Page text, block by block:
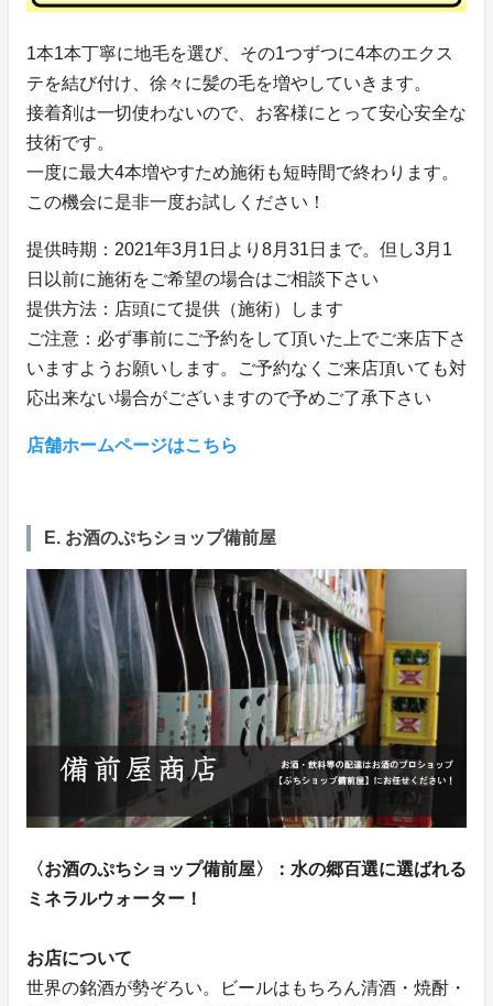
1本1本丁寧に地毛を選び、その1つずつに4本のエクス
テを結び付け、徐々に髪の毛を増やしていきます。
接着剤は一切使わないので、お客様にとって安心安全な
技術です。
一度に最大4本増やすため施術も短時間で終わります。
この機会に是非一度お試しください！
提供時期：2021年3月1日より8月31日まで。但し3月1
日以前に施術をご希望の場合はご相談下さい
提供方法：店頭にて提供（施術）します
ご注意：必ず事前にご予約をして頂いた上でご来店下さ
いますようお願いします。ご予約なくご来店頂いても対
応出来ない場合がございますので予めご了承下さい
店舗ホームページはこちら
E. お酒のぷちショップ備前屋
〈お酒のぷちショップ備前屋〉：水の郷百選に選ばれる
ミネラルウォーター！
お店について
世界の銘酒が勢ぞろい。ビールはもちろん清酒・焼酎・